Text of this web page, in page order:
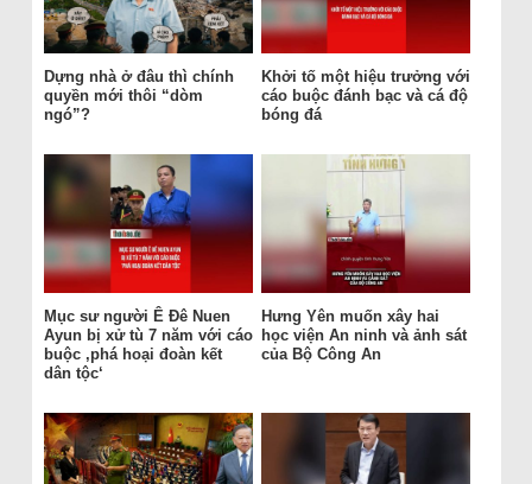
Dựng nhà ở đâu thì chính
quyền mới thôi “dòm
ngó”?
Khởi tố một hiệu trưởng với
cáo buộc đánh bạc và cá độ
bóng đá
Mục sư người Ê Đê Nuen
Ayun bị xử tù 7 năm với cáo
buộc ‚phá hoại đoàn kết
dân tộc‘
Hưng Yên muốn xây hai
học viện An ninh và ảnh sát
của Bộ Công An